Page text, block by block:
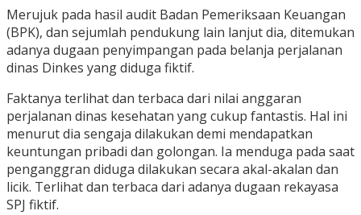
Merujuk pada hasil audit Badan Pemeriksaan Keuangan
(BPK), dan sejumlah pendukung lain lanjut dia, ditemukan
adanya dugaan penyimpangan pada belanja perjalanan
dinas Dinkes yang diduga fiktif.
Faktanya terlihat dan terbaca dari nilai anggaran
perjalanan dinas kesehatan yang cukup fantastis. Hal ini
menurut dia sengaja dilakukan demi mendapatkan
keuntungan pribadi dan golongan. Ia menduga pada saat
penganggran diduga dilakukan secara akal-akalan dan
licik. Terlihat dan terbaca dari adanya dugaan rekayasa
SPJ fiktif.